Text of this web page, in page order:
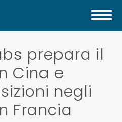
prepara il
Cina e
negli
Francia